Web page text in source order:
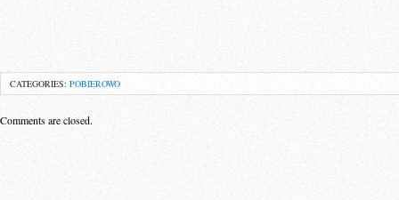
CATEGORIES: POBIEROWO
Comments are closed.